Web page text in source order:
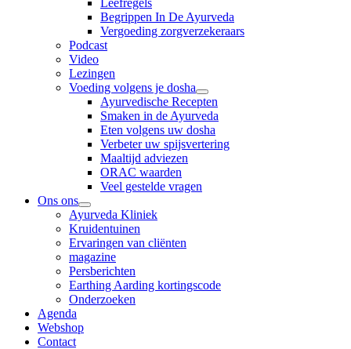
Leefregels
Begrippen In De Ayurveda
Vergoeding zorgverzekeraars
Podcast
Video
Lezingen
Voeding volgens je dosha
Ayurvedische Recepten
Smaken in de Ayurveda
Eten volgens uw dosha
Verbeter uw spijsvertering
Maaltijd adviezen
ORAC waarden
Veel gestelde vragen
Ons ons
Ayurveda Kliniek
Kruidentuinen
Ervaringen van cliënten
magazine
Persberichten
Earthing Aarding kortingscode
Onderzoeken
Agenda
Webshop
Contact